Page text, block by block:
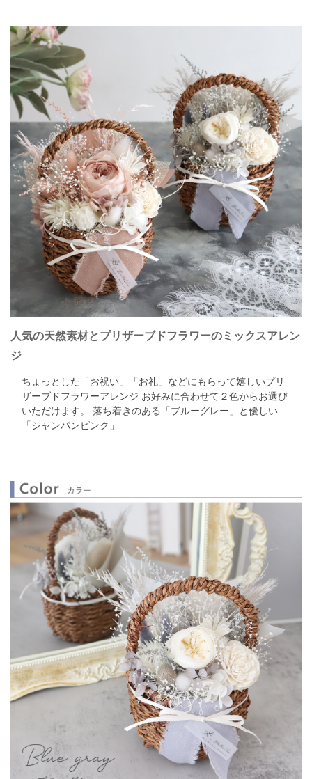
人気の天然素材とプリザーブドフラワーのミックスアレン
ジ
ちょっとした「お祝い」「お礼」などにもらって嬉しいプリ
ザーブドフラワーアレンジ お好みに合わせて２色からお選び
いただけます。
落ち着きのある「ブルーグレー」と優しい
「シャンパンピンク」